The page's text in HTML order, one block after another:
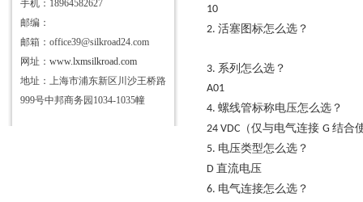
手机：18964582627
邮编：
邮箱：office39@silkroad24.com
网址： www.lxmsilkroad.com
地址：上海市浦东新区川沙王桥路
999号中邦商务园1034-1035幢
10
2. 活塞图标怎么选？
3. 系列怎么选？
A01
4. 螺线管标称电压怎么选？
24 VDC （仅与电气连接 G 结合
5. 电压类型怎么选？
D 直流电压
6. 电气连接怎么选？